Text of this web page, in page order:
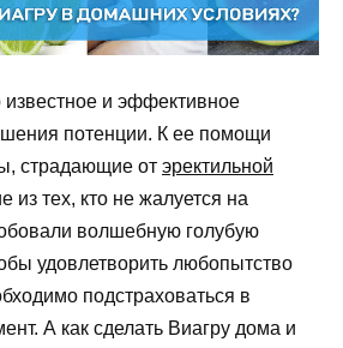
и эффективное
потенции. К ее помощи
страдающие от эректильной
из тех, кто не жалуется на
волшебную голубую
удовлетворить любопытство
подстраховаться в
А как сделать Виагру дома и